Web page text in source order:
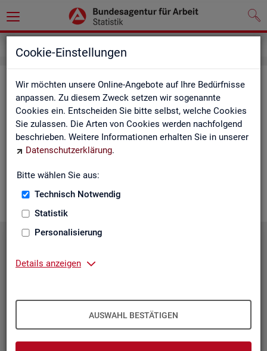
Cookie-Einstellungen
Wir möchten unsere Online-Angebote auf Ihre Bedürfnisse
anpassen. Zu diesem Zweck setzen wir sogenannte
Cookies ein. Entscheiden Sie bitte selbst, welche Cookies
Sie zulassen. Die Arten von Cookies werden nachfolgend
beschrieben. Weitere Informationen erhalten Sie in unserer
Datenschutzerklärung.
Bitte wählen Sie aus:
Technisch Notwendig
Statistik
Personalisierung
Details anzeigen
AUSWAHL BESTÄTIGEN
Sta­tis­ti­ken nach Re­gio­nen
Auf den fol­gen­den Sei­ten fin­den Sie Land­kar­ten und Ta­bel­len
mit den wich­tigs­ten ak­tu­el­len Eck­wer­ten zum Ar­beits- und
Aus­bil­dungs­markt. Über die Land­kar­ten ge­lan­gen Sie zu den
ent­spre­chen­den Zah­len für die von Ihnen ge­wünsch­te Re­gi­on.
grund-In­for­ma­tio­nen zu den re­gio­na­len Glie­de­run­gen zu­sam­
men­ge­stellt.
Bund, Län­der und Krei­se